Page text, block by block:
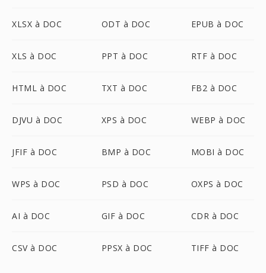
XLSX à DOC ODT à DOC EPUB à DOC
XLS à DOC PPT à DOC RTF à DOC
HTML à DOC TXT à DOC FB2 à DOC
DJVU à DOC XPS à DOC WEBP à DOC
JFIF à DOC BMP à DOC MOBI à DOC
WPS à DOC PSD à DOC OXPS à DOC
AI à DOC GIF à DOC CDR à DOC
CSV à DOC PPSX à DOC TIFF à DOC